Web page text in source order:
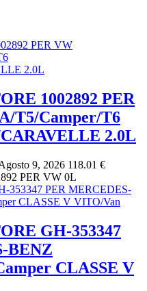
1002892 PER
T5/Camper/T6
2.0L
9, 2026 118.01 €
PER VW 0L
GH-353347
BENZ
CLASSE V